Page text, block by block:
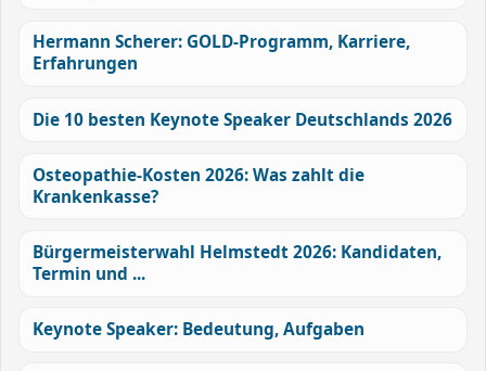
Hermann Scherer: GOLD-Programm, Karriere,
Erfahrungen
Die 10 besten Keynote Speaker Deutschlands 2026
Osteopathie-Kosten 2026: Was zahlt die
Krankenkasse?
Bürgermeisterwahl Helmstedt 2026: Kandidaten,
Termin und ...
Keynote Speaker: Bedeutung, Aufgaben